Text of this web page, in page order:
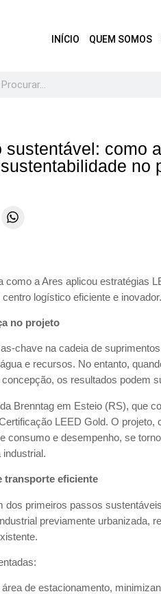
INÍCIO QUEM SOMOS
sustentável: como
no
como a Ares aplicou estratégias
logístico eficiente e inovador.
no projeto
chave na cadeia de
e recursos. No entanto,
os resultados podem
Brenntag em Esteio (RS), que
LEED Gold. O projeto,
consumo e desempenho, se
transporte eficiente
dos primeiros passos
previamente urbanizada,
de estacionamento,